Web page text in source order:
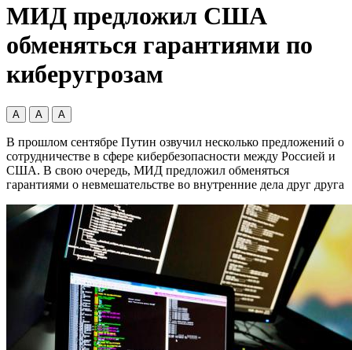
МИД предложил США
обменяться гарантиями по
киберугрозам
А А А
В прошлом сентябре Путин озвучил несколько предложений о
сотрудничестве в сфере кибербезопасности между Россией и
США. В свою очередь, МИД предложил обменяться
гарантиями о невмешательстве во внутренние дела друг друга